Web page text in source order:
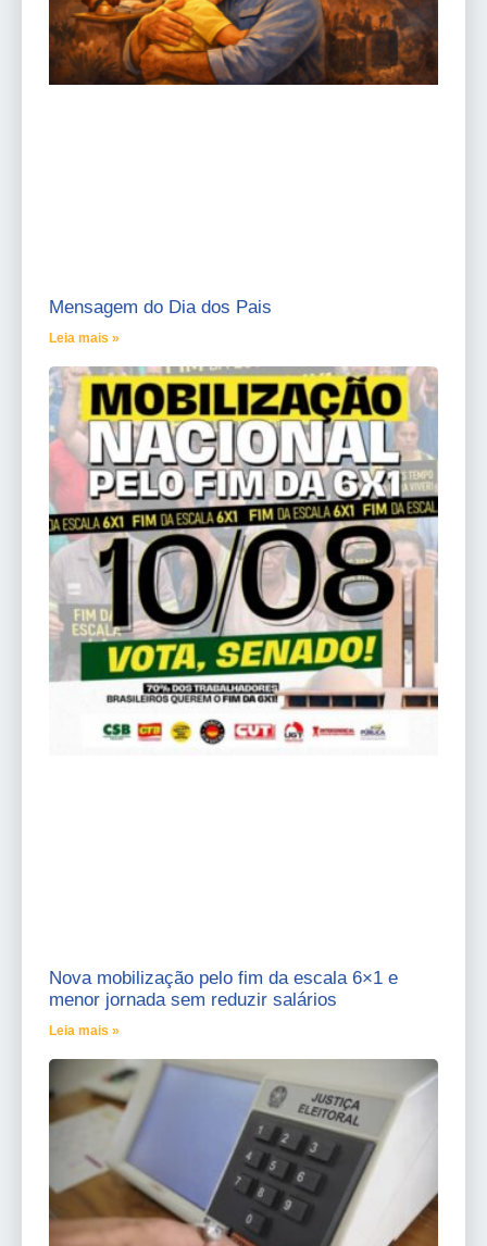
Mensagem do Dia dos Pais
Leia mais »
Nova mobilização pelo fim da escala 6×1 e
menor jornada sem reduzir salários
Leia mais »